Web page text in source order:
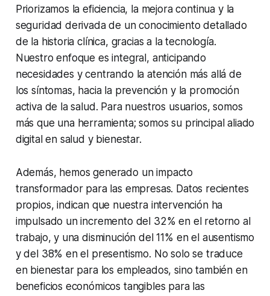
Priorizamos la eficiencia, la mejora continua y la
seguridad derivada de un conocimiento detallado
de la historia clínica, gracias a la tecnología.
Nuestro enfoque es integral, anticipando
necesidades y centrando la atención más allá de
los síntomas, hacia la prevención y la promoción
activa de la salud. Para nuestros usuarios, somos
más que una herramienta; somos su principal aliado
digital en salud y bienestar.
Además, hemos generado un impacto
transformador para las empresas. Datos recientes
propios, indican que nuestra intervención ha
impulsado un incremento del 32% en el retorno al
trabajo, y una disminución del 11% en el ausentismo
y del 38% en el presentismo. No solo se traduce
en bienestar para los empleados, sino también en
beneficios económicos tangibles para las